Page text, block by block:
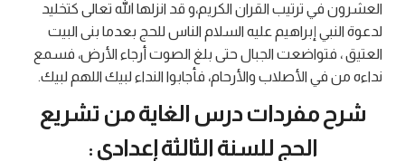
العشرون في ترتيب القران الكريم،و قد انزلها الله تعالى كتخليد
لدعوة النبي إبراهيم عليه السلام الناس للحج بعدما بنى البيت
العتيق ، فتواضعت الجبال حتى بلغ الصوت أرجاء الأرض، فسمع
نداءه من في الأصلاب والأرحام، فأجابوا النداء لبيك اللهم لبيك.
شرح مفردات درس الغاية من تشريع
الحج للسنة الثالثة إعدادي :